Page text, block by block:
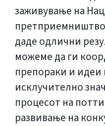
заживување на
даде одлични
можеме да ги
препораки и идеи
исклучително
процесот на
развивање на